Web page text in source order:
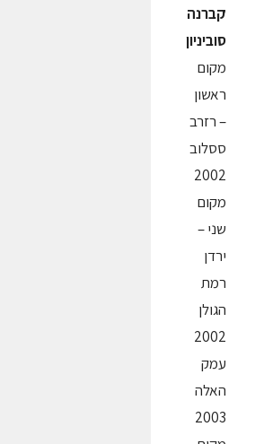
קברנה
סוביניון
מקום
ראשון
– רזרב
ססלוב
2002
מקום
שני –
ירדן
רמת
הגולן
2002
עמק
האלה
2003